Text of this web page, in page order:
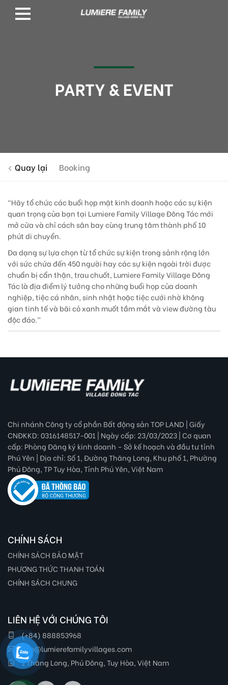
PARTY & EVENT
Quay lại Booking
“Hãy tổ chức các buổi họp mặt kinh doanh hoặc các sự kiện
quan trọng của bạn tại Lumiere Family Village Đông Tác mới
mở cửa và chỉ cách sân bay cùng trung tâm thành phố 10
phút di chuyển.
Đa dạng sự lựa chọn từ tổ chức sự kiện trong sảnh rộng lớn
với sức chứa đến 450 người hay các sự kiện ngoài trời được
chuẩn bị cẩn thận, trau chuốt, Lumiere Family Village Đông
Tác là địa điểm lý tưởng cho những buổi họp của doanh
nghiệp, tiệc cá nhân, sinh nhật hoặc tiệc cưới nhờ không
gian tinh tế và bãi cỏ xanh muốt tầm mắt và view đường tàu
độc đáo.”
Chi nhánh Công ty cổ phần Bất động sản TOP LAND | Giấy
CNĐKKD: 0316148517-001 | Ngày cấp: 23/03/2023 | Cơ quan
cấp: Phòng Đăng ký kinh doanh – Sở kế hoạch và đầu tư tỉnh
Phú Yên | Địa chỉ: Số 1, Đường Thăng Long, Khu phố 1, Phường
Phú Đông, TP Tuy Hòa, Tỉnh Phú Yên, Việt Nam
CHÍNH SÁCH
CHÍNH SÁCH BẢO MẬT
PHƯƠNG THỨC THANH TOÁN
CHÍNH SÁCH CHUNG
LIÊN HỆ VỚI CHÚNG TÔI
(+84) 888853968
info@lumierefamilyvillages.com
1 Thăng Long, Phú Đông, Tuy Hòa, Việt Nam